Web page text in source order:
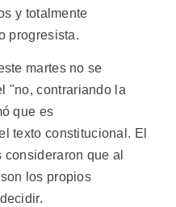
y totalmente
martes no se
"no, contrariando la
que es
texto constitucional. El
que al
los propios